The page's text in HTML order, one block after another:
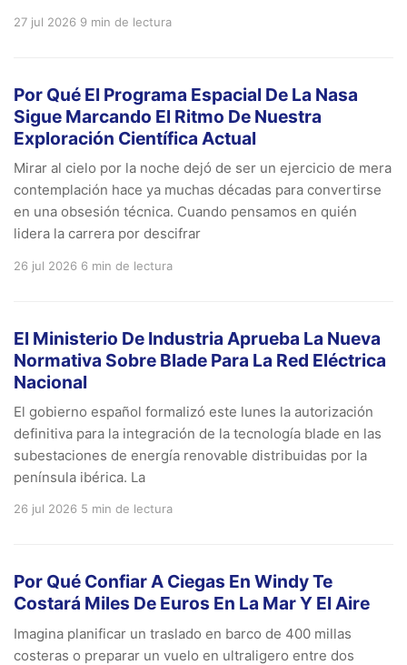
27 jul 2026 9 min de lectura
Por Qué El Programa Espacial De La Nasa
Sigue Marcando El Ritmo De Nuestra
Exploración Científica Actual
Mirar al cielo por la noche dejó de ser un ejercicio de mera
contemplación hace ya muchas décadas para convertirse
en una obsesión técnica. Cuando pensamos en quién
lidera la carrera por descifrar
26 jul 2026 6 min de lectura
El Ministerio De Industria Aprueba La Nueva
Normativa Sobre Blade Para La Red Eléctrica
Nacional
El gobierno español formalizó este lunes la autorización
definitiva para la integración de la tecnología blade en las
subestaciones de energía renovable distribuidas por la
península ibérica. La
26 jul 2026 5 min de lectura
Por Qué Confiar A Ciegas En Windy Te
Costará Miles De Euros En La Mar Y El Aire
Imagina planificar un traslado en barco de 400 millas
costeras o preparar un vuelo en ultraligero entre dos